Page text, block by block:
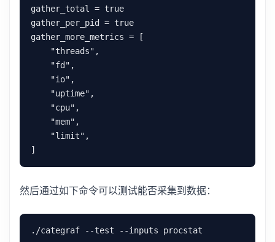
gather_total = true
gather_per_pid = true
gather_more_metrics = [
然后通过如下命令可以测试能否采集到数据：